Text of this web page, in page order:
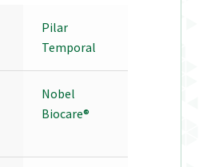
Pilar
Temporal
Nobel
Biocare®